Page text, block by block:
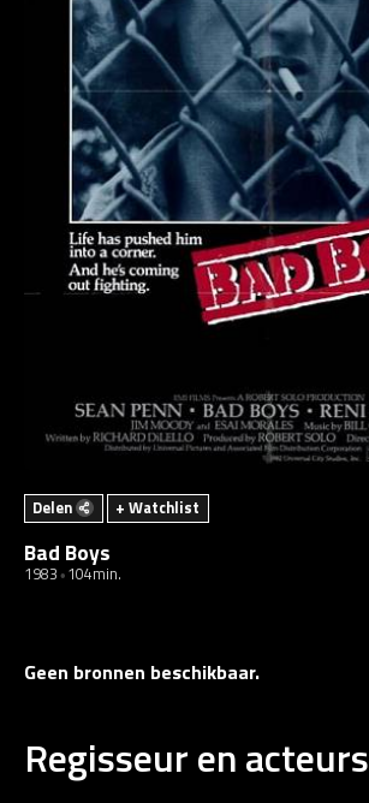
Delen + Watchlist
Bad Boys
1983 104min.
Geen bronnen beschikbaar.
Regisseur en acteurs